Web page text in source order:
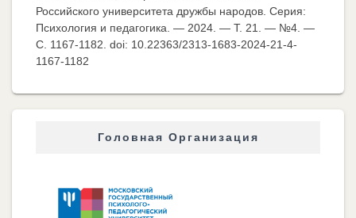
Российского университета дружбы народов. Серия:
Психология и педагогика. — 2024. — Т. 21. — №4. —
C. 1167-1182. doi: 10.22363/2313-1683-2024-21-4-
1167-1182
Головная Организация